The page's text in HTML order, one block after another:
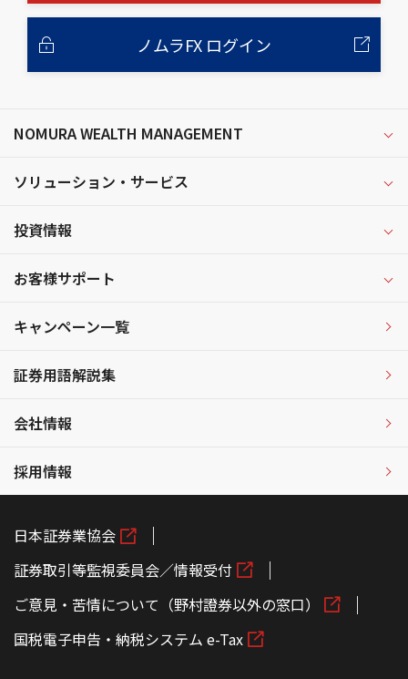
ノムラFX ログイン
NOMURA WEALTH MANAGEMENT
ソリューション・サービス
投資情報
お客様サポート
キャンペーン一覧
証券用語解説集
会社情報
採用情報
日本証券業協会
証券取引等監視委員会／情報受付
ご意見・苦情について（野村證券以外の窓口）
国税電子申告・納税システム e-Tax